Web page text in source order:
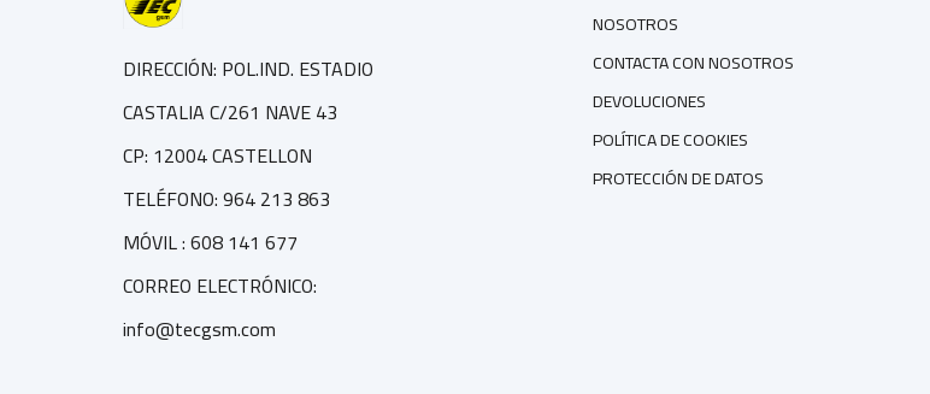
DIRECCIÓN: POL.IND. ESTADIO
CASTALIA C/261 NAVE 43
CP: 12004 CASTELLON
TELÉFONO: 964 213 863
MÓVIL : 608 141 677
CORREO ELECTRÓNICO:
info@tecgsm.com
NOSOTROS
CONTACTA CON NOSOTROS
DEVOLUCIONES
POLÍTICA DE COOKIES
PROTECCIÓN DE DATOS